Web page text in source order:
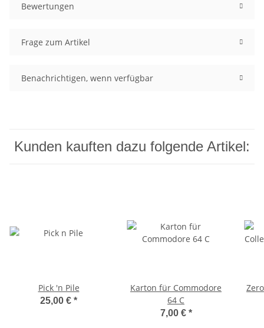
Bewertungen
Frage zum Artikel
Benachrichtigen, wenn verfügbar
Kunden kauften dazu folgende Artikel:
Pick 'n Pile
25,00 € *
Karton für Commodore
64 C
7,00 € *